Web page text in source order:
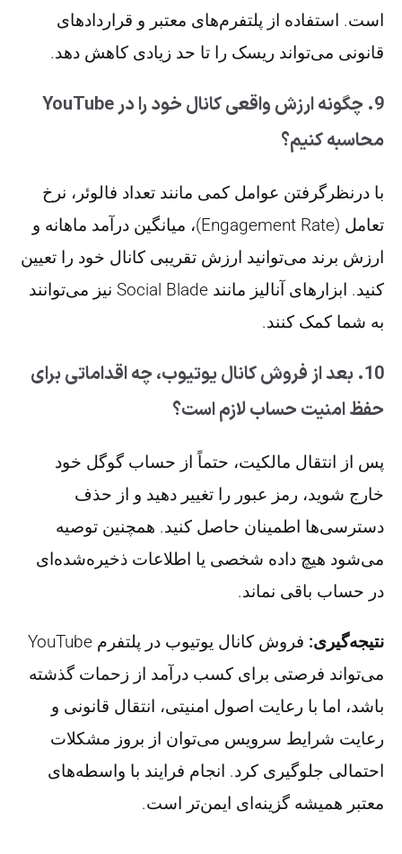
است. استفاده از پلتفرم‌های معتبر و قراردادهای
قانونی می‌تواند ریسک را تا حد زیادی کاهش دهد.
9. چگونه ارزش واقعی کانال خود را در YouTube
محاسبه کنیم؟
با درنظرگرفتن عوامل کمی مانند تعداد فالوئر، نرخ
تعامل (Engagement Rate)، میانگین درآمد ماهانه و
ارزش برند می‌توانید ارزش تقریبی کانال خود را تعیین
کنید. ابزارهای آنالیز مانند Social Blade نیز می‌توانند
به شما کمک کنند.
10. بعد از فروش کانال یوتیوب، چه اقداماتی برای
حفظ امنیت حساب لازم است؟
پس از انتقال مالکیت، حتماً از حساب گوگل خود
خارج شوید، رمز عبور را تغییر دهید و از حذف
دسترسی‌ها اطمینان حاصل کنید. همچنین توصیه
می‌شود هیچ داده شخصی یا اطلاعات ذخیره‌شده‌ای
در حساب باقی نماند.
نتیجه‌گیری:
فروش کانال یوتیوب در پلتفرم YouTube
می‌تواند فرصتی برای کسب درآمد از زحمات گذشته
باشد، اما با رعایت اصول امنیتی، انتقال قانونی و
رعایت شرایط سرویس می‌توان از بروز مشکلات
احتمالی جلوگیری کرد. انجام فرایند با واسطه‌های
معتبر همیشه گزینه‌ای ایمن‌تر است.